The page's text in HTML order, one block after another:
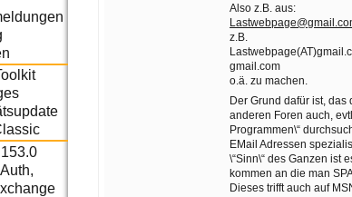
Also z.B. aus:
z.B.
gmail.com
o.ä. zu machen.
Der Grund dafür ist, das
anderen Foren auch,
Programmen\“
EMail Adressen
\“Sinn\“ des Ganzen ist
kommen an die man
Dieses trifft auch auf